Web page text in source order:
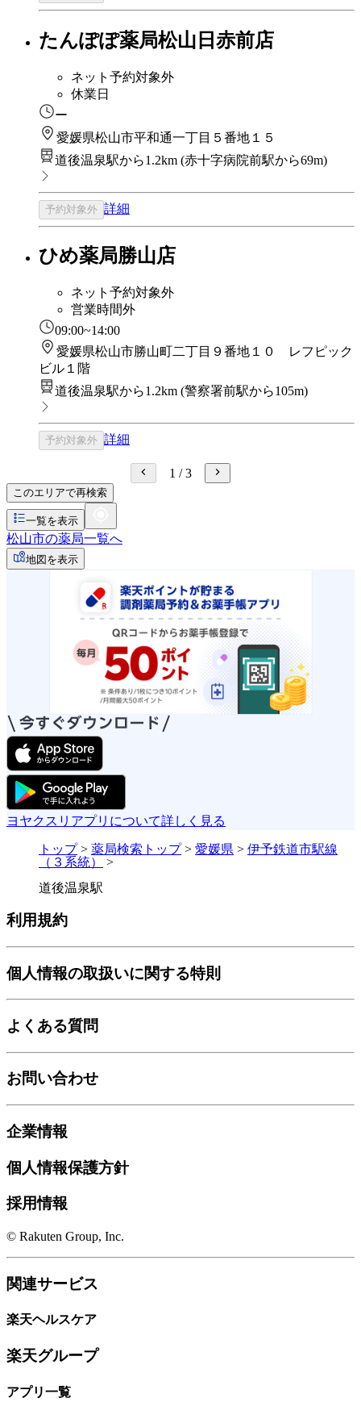
たんぽぽ薬局松山日赤前店
ネット予約対象外
休業日
ー
愛媛県松山市平和通一丁目５番地１５
道後温泉駅から1.2km (赤十字病院前駅から69m)
予約対象外 詳細
ひめ薬局勝山店
ネット予約対象外
営業時間外
09:00~14:00
愛媛県松山市勝山町二丁目９番地１０ レフピック
ビル１階
道後温泉駅から1.2km (警察署前駅から105m)
予約対象外 詳細
1 /3
このエリアで再検索
一覧を表示
松山市の薬局一覧へ
地図を表示
ヨヤクスリアプリについて詳しく見る
トップ> 薬局検索トップ> 愛媛県 > 伊予鉄道市駅線
（３系統）
>
道後温泉駅
利用規約
個人情報の取扱いに関する特則
よくある質問
お問い合わせ
企業情報
個人情報保護方針
採用情報
© Rakuten Group, Inc.
関連サービス
楽天ヘルスケア
楽天グループ
アプリ一覧